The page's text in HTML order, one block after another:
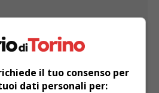
il tuo consenso per
dati personali per: